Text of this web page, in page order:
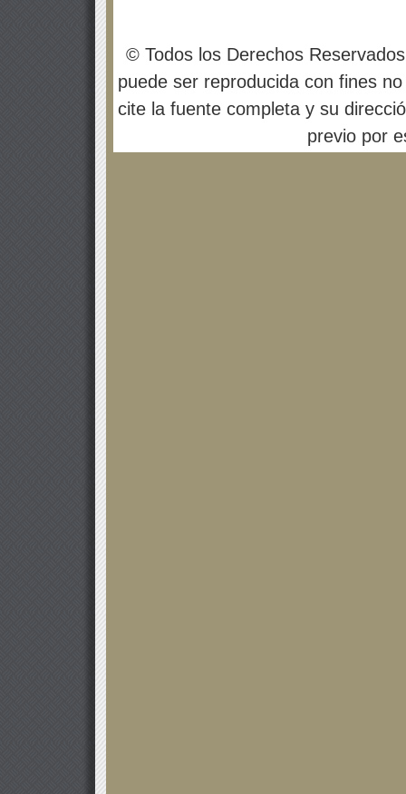
© Todos los Derechos
puede ser reproducida con fines
cite la fuente completa y su
previo por